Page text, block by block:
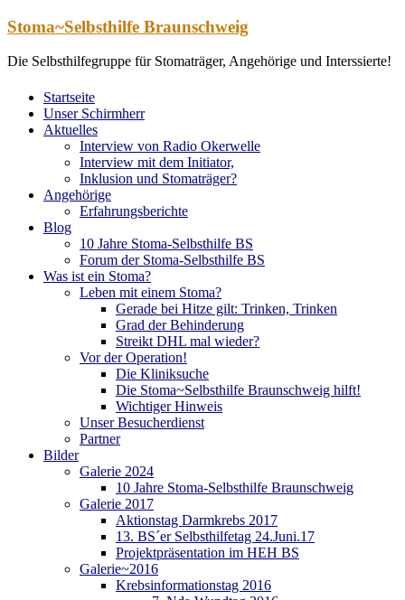
Zum
springen
Stoma~Selbsthilfe Braunschweig
Die Selbsthilfegruppe für Stomaträger, Angehörige und Interssierte!
Startseite
Unser Schirmherr
Aktuelles
Interview von Radio Okerwelle
Interview mit dem Initiator,
Inklusion und Stomaträger?
Angehörige
Erfahrungsberichte
Blog
10 Jahre Stoma-Selbsthilfe BS
Forum der Stoma-Selbsthilfe BS
Was ist ein Stoma?
Leben mit einem Stoma?
Gerade bei Hitze gilt: Trinken, Trinken
Grad der Behinderung
Streikt DHL mal wieder?
Vor der Operation!
Die Kliniksuche
Die Stoma~Selbsthilfe Braunschweig hilft!
Wichtiger Hinweis
Unser Besucherdienst
Partner
Bilder
Galerie 2024
10 Jahre Stoma-Selbsthilfe Braunschweig
Galerie 2017
Aktionstag Darmkrebs 2017
13. BS´er Selbsthilfetag 24.Juni.17
Projektpräsentation im HEH BS
Galerie~2016
Krebsinformationstag 2016